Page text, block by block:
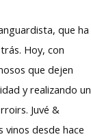
que ha
Hoy, con
que dejen
y realizando un
Juvé &
desde hace